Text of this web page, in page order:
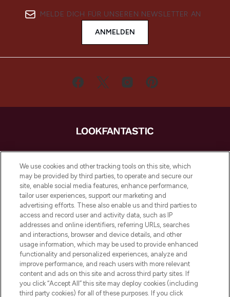
MELDE DICH FÜR UNSEREN NEWSLETTER AN
ANMELDEN
LOOKFANTASTIC ist Europas ultimativer
Beauty-Onlineshop mit den besten
Produkten aus Haut- und Haarpflege
sowie Make-Up von über 200
renommierten Marken. Shoppe online
oder über die App mit kostenloser
Lieferung ab einem Einkaufswert von 30€.
Cookie-Einwilligung
Do Not Sell or Share My Personal
Information
HILFE & INFORMATION
We use cookies and other tracking tools on this site, which
may be provided by third parties, to operate and secure our
site, enable social media features, enhance performance,
tailor user experiences, support our marketing and
advertising efforts. These also enable us and third parties to
access and record user and activity data, such as IP
addresses and online identifiers, referring URLs, searches
and interactions, browser and device details, and other
usage information, which may be used to provide enhanced
functionality and personalized experiences, analyze and
improve performance, and reach users with more relevant
content and ads on this site and across third party sites. If
you click “Accept All” this site may deploy cookies (including
third party cookies) for all of these purposes. If you click